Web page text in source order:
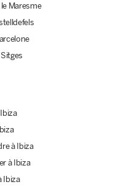
Maresme
à Ibiza
à Ibiza
Ibiza